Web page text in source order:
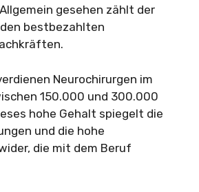
gesehen zählt der
bestbezahlten
Neurochirurgen im
150.000 und 300.000
hohe Gehalt spiegelt die
und die hohe
die mit dem Beruf